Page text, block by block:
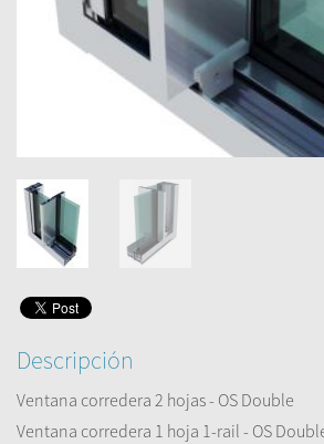
Descripción
Ventana corredera 2 hojas - OS Double
Ventana corredera 1 hoja 1-rail - OS